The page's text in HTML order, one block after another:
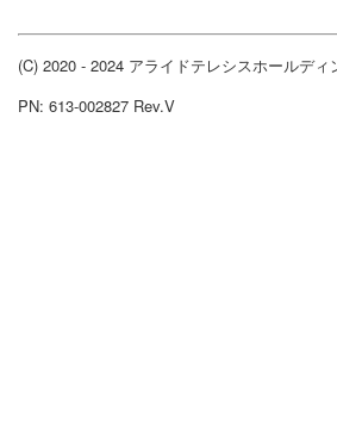
(C) 2020 - 2024 アライドテレシスホールディ
PN: 613-002827 Rev.V